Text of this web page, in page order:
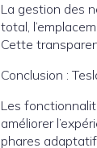
La gestion des
total,
Cette
Conclusion :
Les
améliorer
phares